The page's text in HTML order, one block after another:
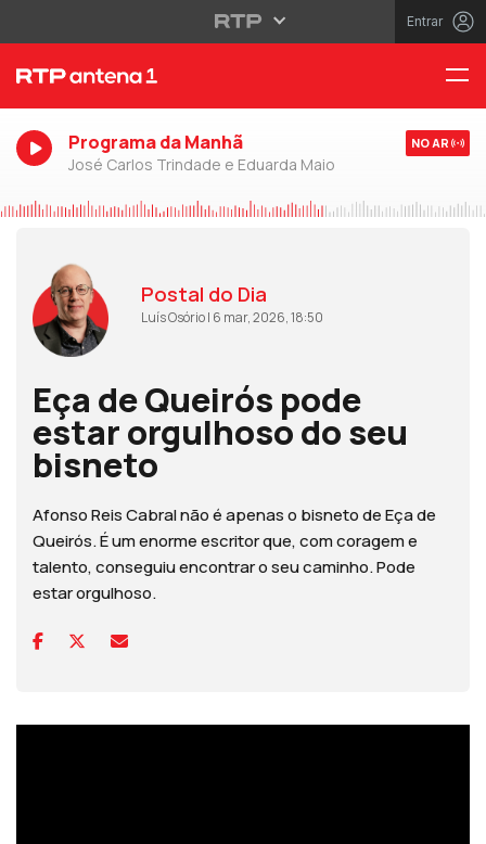
Entrar
Programa da Manhã
José Carlos Trindade e Eduarda Maio
NO AR
Postal do Dia
Luís Osório | 6 mar, 2026, 18:50
Eça de Queirós pode
estar orgulhoso do seu
bisneto
Afonso Reis Cabral não é apenas o bisneto de Eça de
Queirós. É um enorme escritor que, com coragem e
talento, conseguiu encontrar o seu caminho. Pode
estar orgulhoso.